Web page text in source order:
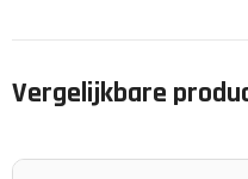
Vergelijkbare